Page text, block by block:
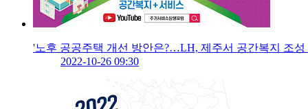
'노후 공공주택 개선 방안은?…LH, 제주서 공간복지 조성
2022-10-26 09:30